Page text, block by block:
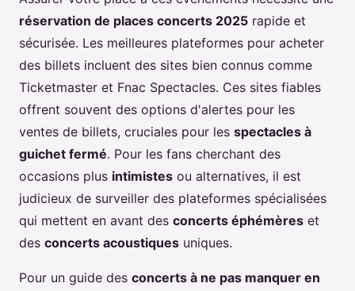
réservation de places concerts 2025 rapide et
sécurisée. Les meilleures plateformes pour acheter
des billets incluent des sites bien connus comme
Ticketmaster et Fnac Spectacles. Ces sites fiables
offrent souvent des options d'alertes pour les
ventes de billets, cruciales pour les spectacles à
guichet fermé. Pour les fans cherchant des
occasions plus intimistes ou alternatives, il est
judicieux de surveiller des plateformes spécialisées
qui mettent en avant des concerts éphémères et
des concerts acoustiques uniques.
Pour un guide des concerts à ne pas manquer en